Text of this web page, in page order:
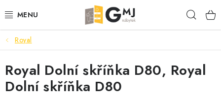
na
SEDACÍ SOUPRAVY
OBÝVACÍ POKOJ
LOŽNICE
Royal
Royal Dolní skříňka D80, Royal
Dolní skříňka D80